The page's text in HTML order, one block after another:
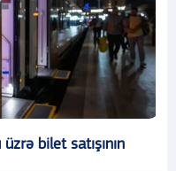
bilet satışının